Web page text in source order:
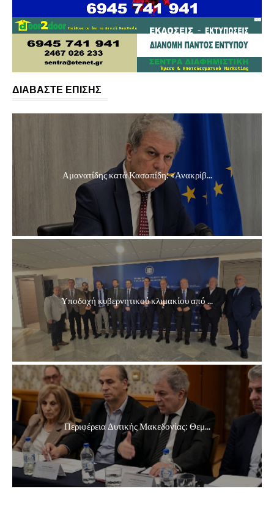
ΔΙΑΒΑΣΤΕ ΕΠΙΣΗΣ
Αμανατίδης κατά Κασαπίδη: «Ανακρίβ...
Υποδοχή κυβερνητικού κλιμακίου από ...
Περιφέρεια Δυτικής Μακεδονίας: Θεμ...